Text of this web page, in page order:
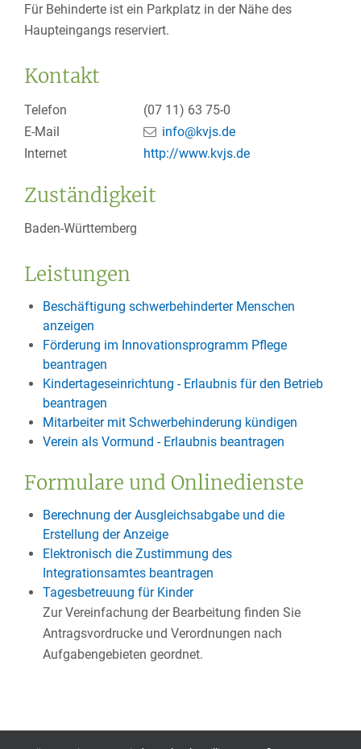
Für Behinderte ist ein Parkplatz in der Nähe des
Haupteingangs reserviert.
Kontakt
Telefon (07 11) 63 75-0
E-Mail
info@kvjs.de
Internet
http://www.kvjs.de
Zuständigkeit
Baden-Württemberg
Leistungen
Beschäftigung schwerbehinderter Menschen
anzeigen
Förderung im Innovationsprogramm Pflege
beantragen
Kindertageseinrichtung - Erlaubnis für den Betrieb
beantragen
Mitarbeiter mit Schwerbehinderung kündigen
Verein als Vormund - Erlaubnis beantragen
Formulare und Onlinedienste
Berechnung der Ausgleichsabgabe und die
Erstellung der Anzeige
Elektronisch die Zustimmung des
Integrationsamtes beantragen
Tagesbetreuung für Kinder
Zur Vereinfachung der Bearbeitung finden Sie
Antragsvordrucke und Verordnungen nach
Aufgabengebieten geordnet.